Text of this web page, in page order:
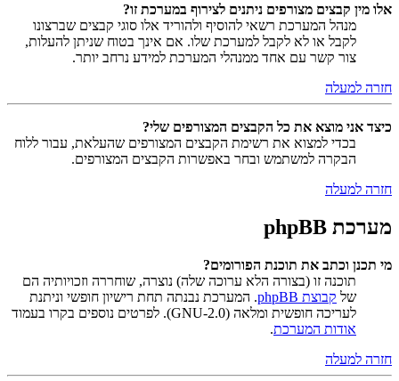
אלו מין קבצים מצורפים ניתנים לצירוף במערכת זו?
מנהל המערכת רשאי להוסיף ולהוריד אלו סוגי קבצים שברצונו
לקבל או לא לקבל למערכת שלו. אם אינך בטוח שניתן להעלות,
צור קשר עם אחד ממנהלי המערכת למידע נרחב יותר.
חזרה למעלה
כיצד אני מוצא את כל הקבצים המצורפים שלי?
בכדי למצוא את רשימת הקבצים המצורפים שהעלאת, עבור ללוח
הבקרה למשתמש ובחר באפשרות הקבצים המצורפים.
חזרה למעלה
מערכת phpBB
מי תכנן וכתב את תוכנת הפורומים?
תוכנה זו (בצורה הלא ערוכה שלה) נוצרה, שוחררה וזכויותיה הם
של קבוצת phpBB
. המערכת נבנתה תחת רישיון חופשי וניתנת
לעריכה חופשית ומלאה (GNU-2.0). לפרטים נוספים בקרו בעמוד
אודות המערכת.
חזרה למעלה